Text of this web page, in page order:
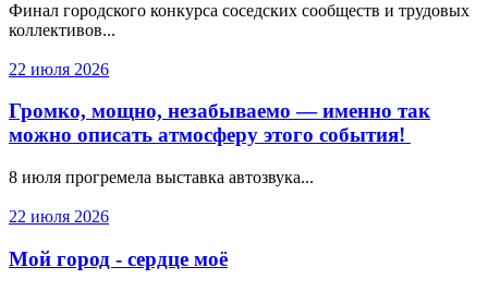
Финал городского конкурса соседских сообществ и трудовых
коллективов...
22 июля 2026
Громко, мощно, незабываемо — именно так
можно описать атмосферу этого события!
8 июля прогремела выставка автозвука...
22 июля 2026
Мой город - сердце моё